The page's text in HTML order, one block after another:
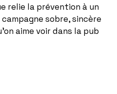
relie la prévention à un
sobre, sincère
aime voir dans la pub